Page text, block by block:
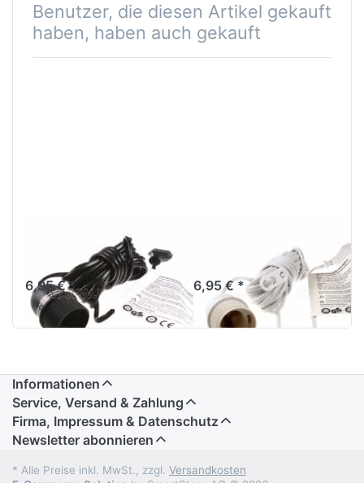
Benutzer, die diesen Artikel gekauft
haben, haben auch gekauft
Verstromung
schwarz 4 m
6,95 € * 6,95 € *
Informationen
Service, Versand & Zahlung
Firma, Impressum & Datenschutz
Newsletter abonnieren
* Alle Preise inkl. MwSt., zzgl. Versandkosten